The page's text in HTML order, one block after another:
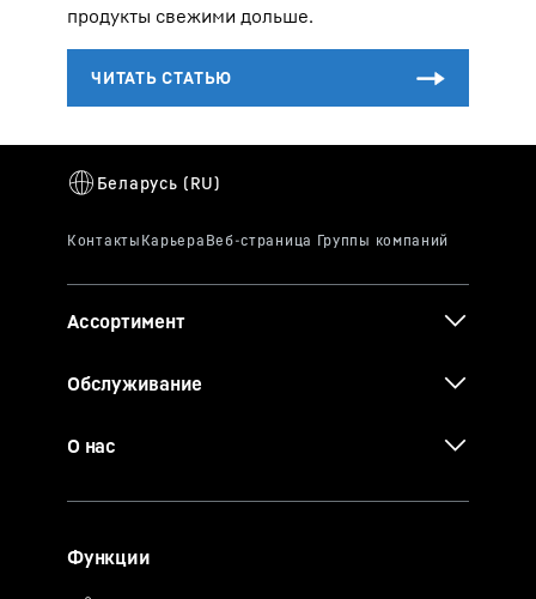
продукты свежими дольше.
Ассортимент
Обслуживание
О нас
Функции